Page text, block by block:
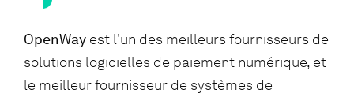
OpenWay est l'un des meilleurs fournisseurs de
solutions logicielles de paiement numérique, et
le meilleur fournisseur de systèmes de